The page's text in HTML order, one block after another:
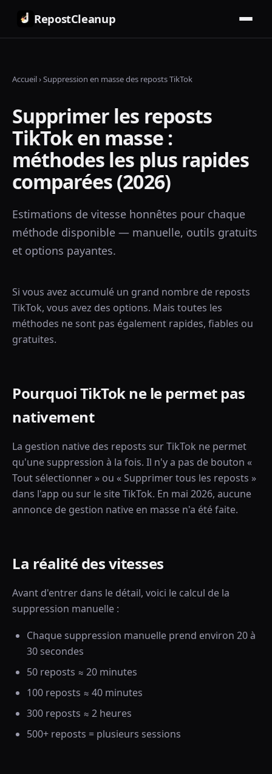
RepostCleanup
Accueil›Suppression en masse des reposts TikTok
Supprimer les reposts
TikTok en masse :
méthodes les plus rapides
comparées (2026)
Estimations de vitesse honnêtes pour chaque
méthode disponible — manuelle, outils gratuits
et options payantes.
Si vous avez accumulé un grand nombre de reposts
TikTok, vous avez des options. Mais toutes les
méthodes ne sont pas également rapides, fiables ou
gratuites.
Pourquoi TikTok ne le permet pas
nativement
La gestion native des reposts sur TikTok ne permet
qu'une suppression à la fois. Il n'y a pas de bouton «
Tout sélectionner » ou « Supprimer tous les reposts »
dans l'app ou sur le site TikTok. En mai 2026, aucune
annonce de gestion native en masse n'a été faite.
La réalité des vitesses
Avant d'entrer dans le détail, voici le calcul de la
suppression manuelle :
Chaque suppression manuelle prend environ 20 à
30 secondes
50 reposts ≈ 20 minutes
100 reposts ≈ 40 minutes
300 reposts ≈ 2 heures
500+ reposts = plusieurs sessions